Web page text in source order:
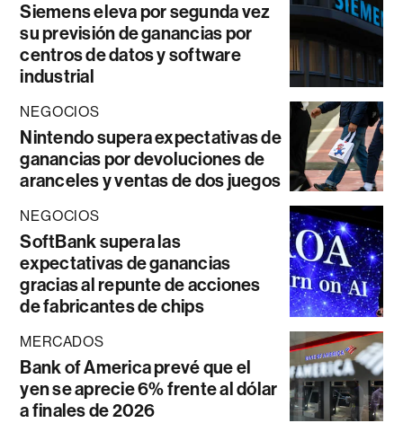
Siemens eleva por segunda vez
su previsión de ganancias por
centros de datos y software
industrial
NEGOCIOS
Nintendo supera expectativas de
ganancias por devoluciones de
aranceles y ventas de dos juegos
NEGOCIOS
SoftBank supera las
expectativas de ganancias
gracias al repunte de acciones
de fabricantes de chips
MERCADOS
Bank of America prevé que el
yen se aprecie 6% frente al dólar
a finales de 2026